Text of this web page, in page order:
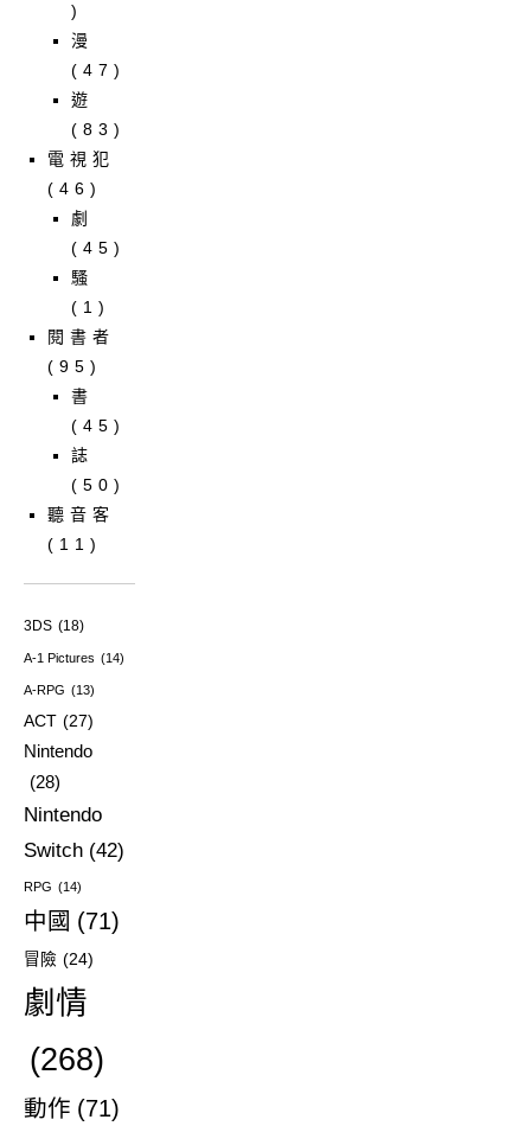
)
漫
(47)
遊
(83)
電視犯
(46)
劇
(45)
騷
(1)
閱書者
(95)
書
(45)
誌
(50)
聽音客
(11)
3DS (18)
A-1 Pictures (14)
A-RPG (13)
ACT (27)
Nintendo
(28)
Nintendo
Switch (42)
RPG (14)
中國 (71)
冒險 (24)
劇情
(268)
動作 (71)